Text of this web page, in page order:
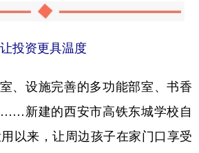
投资更具温度
设施完善的多功能部室、书香
新建的西安市高铁东城学校自
以来，让周边孩子在家门口享受